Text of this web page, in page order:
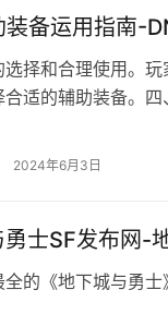
装备运用指南-
择和合理使用。
适的辅助装备。四
2024年6月3日
士SF发布网-
的《地下城与勇士